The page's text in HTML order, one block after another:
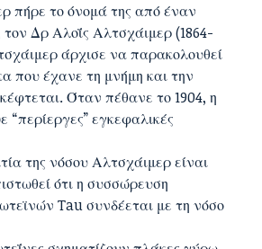
πήρε το όνομά της από έναν
Δρ Αλοΐς Αλτσχάιμερ (1864-
άρχισε να παρακολουθεί
που έχανε τη μνήμη και την
Όταν πέθανε το 1904, η
εγκεφαλικές
της νόσου Αλτσχάιμερ είναι
ότι η συσσώρευση
Tau συνδέεται με τη νόσο